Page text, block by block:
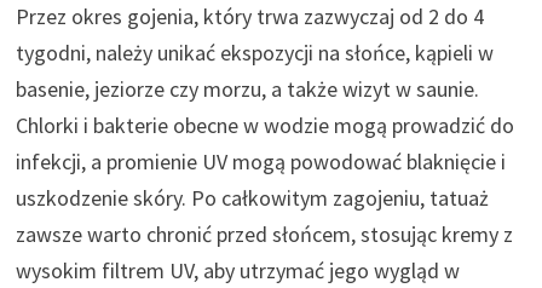
Przez okres gojenia, który trwa zazwyczaj od 2 do 4
tygodni, należy unikać ekspozycji na słońce, kąpieli w
basenie, jeziorze czy morzu, a także wizyt w saunie.
Chlorki i bakterie obecne w wodzie mogą prowadzić do
infekcji, a promienie UV mogą powodować blaknięcie i
uszkodzenie skóry. Po całkowitym zagojeniu, tatuaż
zawsze warto chronić przed słońcem, stosując kremy z
wysokim filtrem UV, aby utrzymać jego wygląd w